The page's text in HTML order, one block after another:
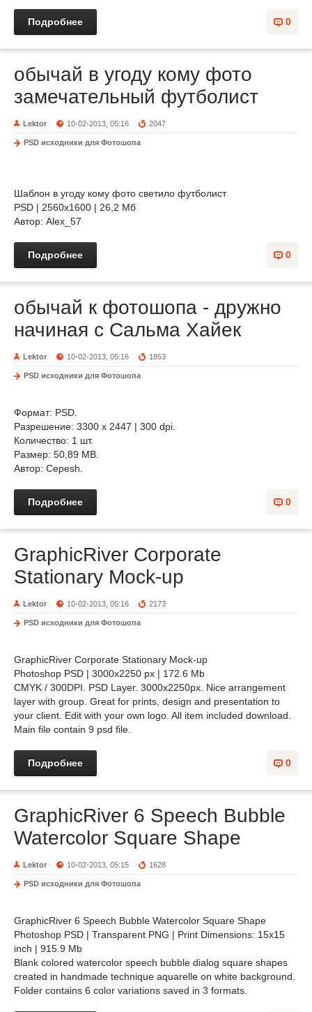
0
Подробнее
обычай в угоду кому фото
замечательный футболист
Lektor 10-02-2013, 05:16 2047
PSD исходники для Фотошопа
Шаблон в угоду кому фото светило футболист
PSD | 2560x1600 | 26,2 Мб
Автор: Alex_57
0
Подробнее
обычай к фотошопа - дружно
начиная с Сальма Хайек
Lektor 10-02-2013, 05:16 1853
PSD исходники для Фотошопа
Формат: PSD.
Разрешение: 3300 x 2447 | 300 dpi.
Количество: 1 шт.
Размер: 50,89 MB.
Автор: Cepesh.
0
Подробнее
GraphicRiver Corporate
Stationary Mock-up
Lektor 10-02-2013, 05:16 2173
PSD исходники для Фотошопа
GraphicRiver Corporate Stationary Mock-up
Photoshop PSD | 3000x2250 px | 172.6 Mb
CMYK / 300DPI. PSD Layer. 3000x2250px. Nice arrangement
layer with group. Great for prints, design and presentation to
your client. Edit with your own logo. All item included download.
Main file contain 9 psd file.
0
Подробнее
GraphicRiver 6 Speech Bubble
Watercolor Square Shape
Lektor 10-02-2013, 05:15 1628
PSD исходники для Фотошопа
GraphicRiver 6 Speech Bubble Watercolor Square Shape
Photoshop PSD | Transparent PNG | Print Dimensions: 15x15
inch | 915.9 Mb
Blank colored watercolor speech bubble dialog square shapes
created in handmade technique aquarelle on white background.
Folder contains 6 color variations saved in 3 formats.